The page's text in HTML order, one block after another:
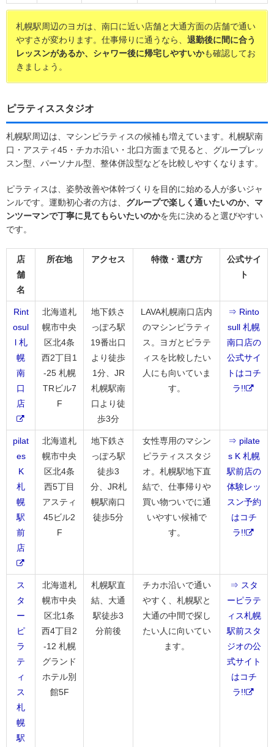
札幌駅周辺のヨガは、南口に近い店舗と大通方面の店舗で通い
やすさが変わります。仕事帰りに通うなら、 退勤後に間に合う
レッスンがあるか、シャワー後に帰宅しやすいかも確認してお
きましょう。
ピラティススタジオ
札幌駅周辺は、マシンピラティスの候補も増えています。札幌駅南
口・アスティ45・チカホ沿い・北口方面まで見ると、グループレッ
スン型、パーソナル型、整体併設型などを比較しやすくなります。
ピラティスは、姿勢改善や体幹づくりを目的に始める人が多いジャ
ンルです。運動初心者の方は、 グループで楽しく通いたいのか、マ
ンツーマンで丁寧に見てもらいたいのかを先に決めると選びやすい
です。
店
舗
名
所在地 アクセス 特徴・選び方
公式サイ
ト
Rint
osul
l 札
幌
南
口
店
北海道札
幌市中央
区北4条
西2丁目1
-25 札幌
TRビル7
F
地下鉄さ
っぽろ駅
19番出口
より徒歩
1分、JR
札幌駅南
口より徒
歩3分
LAVA札幌南口店内
のマシンピラティ
ス。ヨガとピラテ
ィスを比較したい
人にも向いていま
す。
⇒ Rinto
sull 札幌
南口店の
公式サイ
トはコチ
ラ!!
pilat
es
K
札
幌
駅
前
店
北海道札
幌市中央
区北4条
西5丁目
アスティ
45ビル2
F
地下鉄さ
っぽろ駅
徒歩3
分、JR札
幌駅南口
徒歩5分
女性専用のマシン
ピラティススタジ
オ。札幌駅地下直
結で、仕事帰りや
買い物ついでに通
いやすい候補で
す。
⇒ pilate
s K 札幌
駅前店の
体験レッ
スン予約
はコチ
ラ!!
ス
タ
ー
ピ
ラ
テ
ィ
ス
札
幌
駅
北海道札
幌市中央
区北1条
西4丁目2
-12 札幌
グランド
ホテル別
館5F
札幌駅直
結、大通
駅徒歩3
分前後
チカホ沿いで通い
やすく、札幌駅と
大通の中間で探し
たい人に向いてい
ます。
⇒ スタ
ーピラテ
ィス札幌
駅前スタ
ジオの公
式サイト
はコチ
ラ!!